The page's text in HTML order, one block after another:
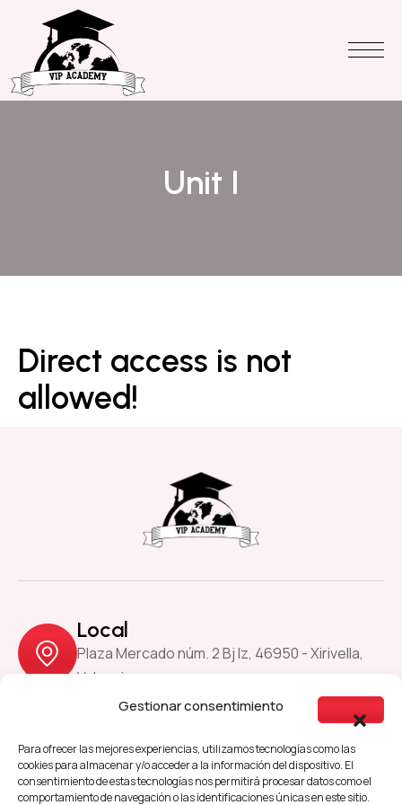
Gestionar consentimiento
Para ofrecer las mejores experiencias, utilizamos tecnologías como las
cookies para almacenar y/o acceder a la información del dispositivo. El
consentimiento de estas tecnologías nos permitirá procesar datos como el
comportamiento de navegación o las identificaciones únicas en este sitio.
Unit I
Direct access is not
allowed!
Local
Plaza Mercado núm. 2 Bj Iz, 46950 - Xirivella,
Valencia